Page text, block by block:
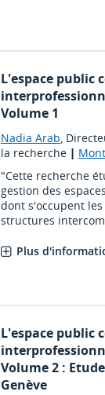
L'espace public
Volume 1
Nadia Arab,
la recherche |
"Cette recherche
gestion des
dont s'occupent
structures
Plus
L'espace public
Volume 2 :
Genève